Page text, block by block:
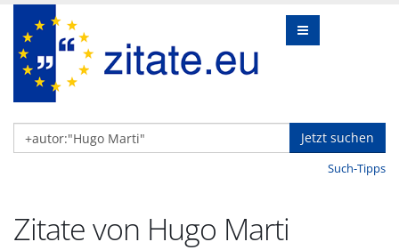
Jetzt suchen
Such-Tipps
Zitate von Hugo Marti